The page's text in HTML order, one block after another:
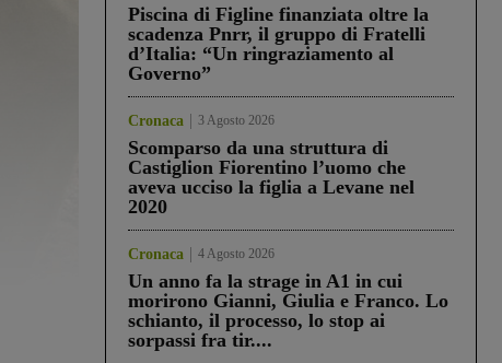
Piscina di Figline finanziata oltre la
scadenza Pnrr, il gruppo di Fratelli
d’Italia: “Un ringraziamento al
Governo”
Cronaca 3 Agosto 2026
Scomparso da una struttura di
Castiglion Fiorentino l’uomo che
aveva ucciso la figlia a Levane nel
2020
Cronaca 4 Agosto 2026
Un anno fa la strage in A1 in cui
morirono Gianni, Giulia e Franco. Lo
schianto, il processo, lo stop ai
sorpassi fra tir....